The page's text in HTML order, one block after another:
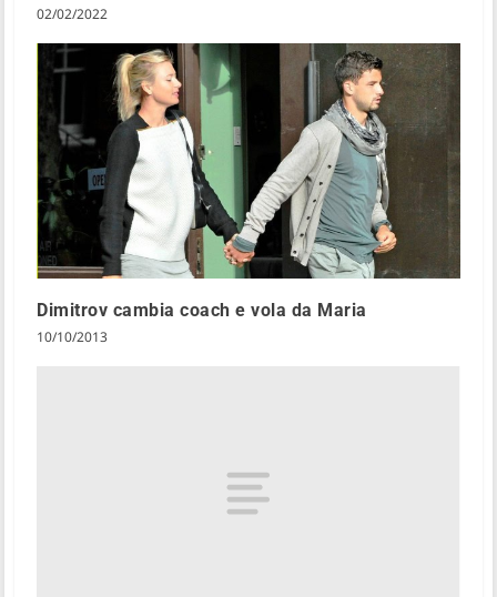
02/02/2022
Dimitrov cambia coach e vola da Maria
10/10/2013